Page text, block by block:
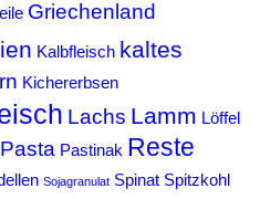
Griechenland
Kalbfleisch kaltes
Kichererbsen
Lachs Lamm Löffel
Pasta Pastinak Reste
Sojagranulat Spinat Spitzkohl